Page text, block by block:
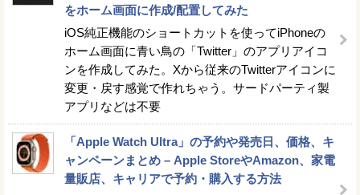
をホーム画面に作成/配置してみた
iOS純正機能のショートカットを使ってiPhoneの
ホーム画面に青い鳥の「Twitter」のアプリアイコ
ンを作成してみた。Xから従来のTwitterアイコンに
変更・戻す感覚で作れちゃう。サードパーティ製
アプリなどは不要
「Apple Watch Ultra」の予約や発売日、価格、キ
ャンペーンまとめ – Apple StoreやAmazon、家電
量販店、キャリアで予約・購入する方法